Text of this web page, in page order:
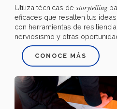
Utiliza técnicas de storytelling
eficaces que resalten tus
con herramientas de
nerviosismo y otras
CONOCE MÁS